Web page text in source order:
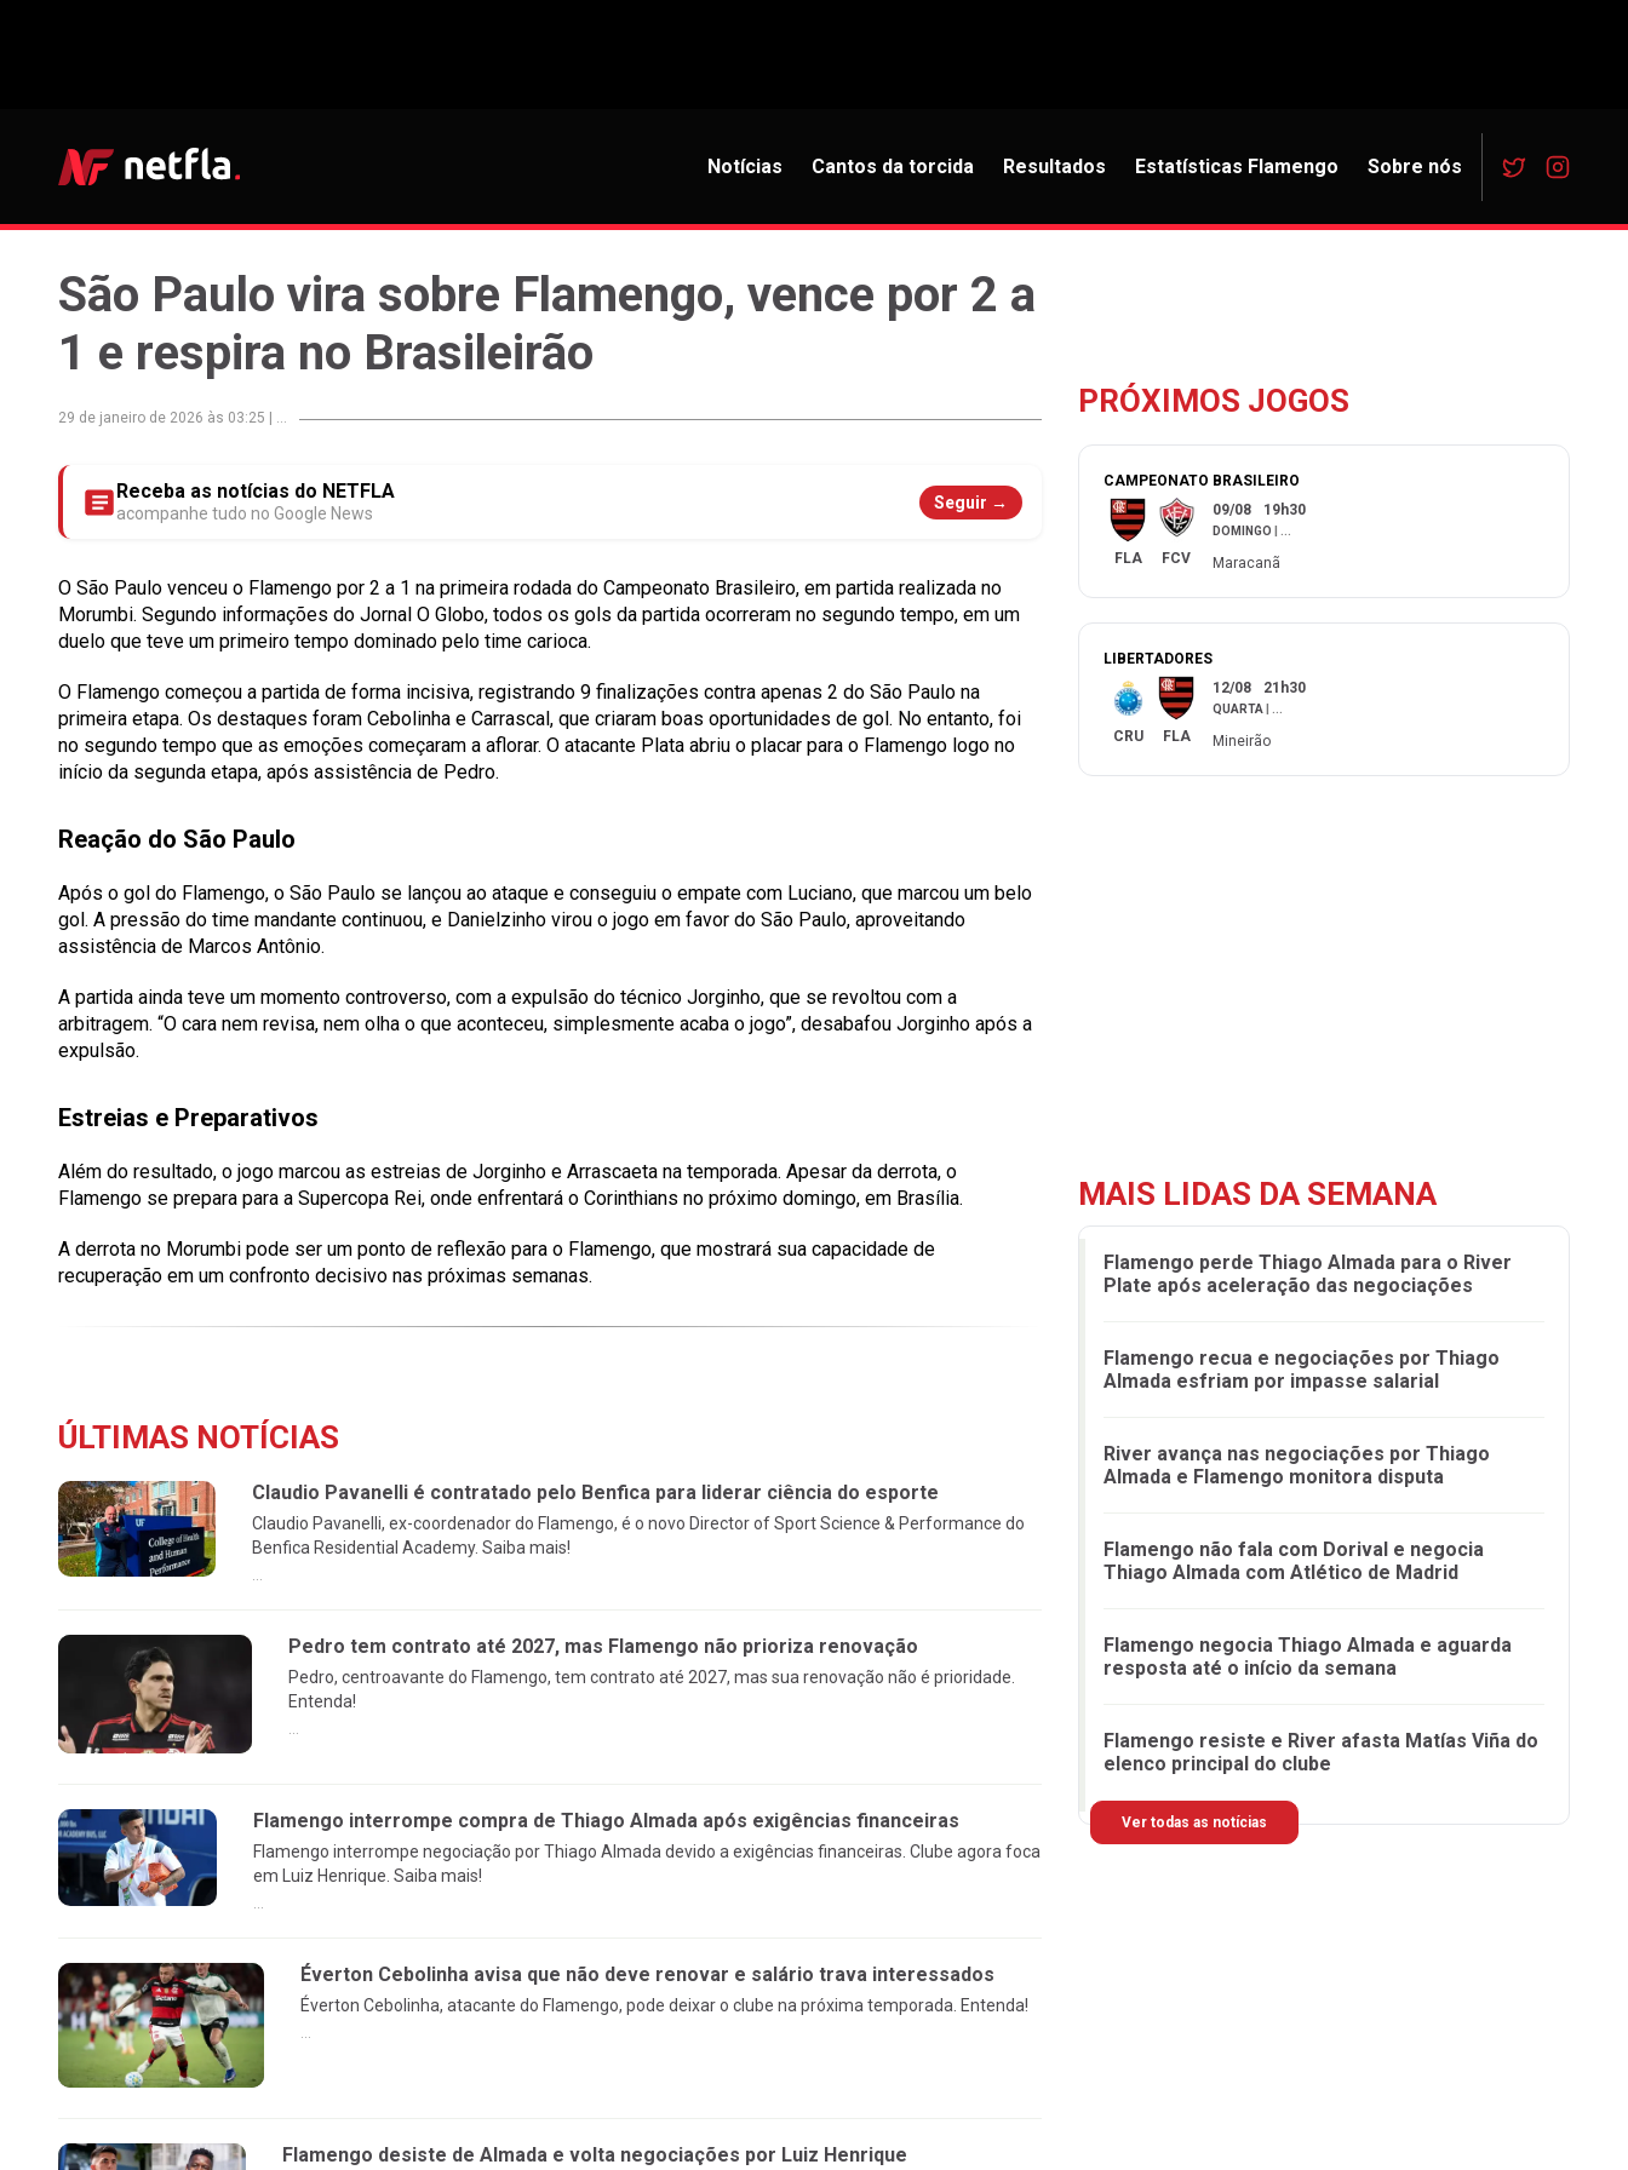
Notícias Cantos da torcida Resultados Estatísticas Flamengo Sobre nós
São Paulo vira sobre Flamengo, vence por 2 a
1 e respira no Brasileirão
29 de janeiro de 2026 às 03:25 ...
Receba as notícias do NETFLA
acompanhe tudo no Google News
Seguir →
O São Paulo venceu o Flamengo por 2 a 1 na primeira rodada do Campeonato Brasileiro, em partida realizada no
Morumbi. Segundo informações do Jornal O Globo, todos os gols da partida ocorreram no segundo tempo, em um
duelo que teve um primeiro tempo dominado pelo time carioca.
O Flamengo começou a partida de forma incisiva, registrando 9 finalizações contra apenas 2 do São Paulo na
primeira etapa. Os destaques foram Cebolinha e Carrascal, que criaram boas oportunidades de gol. No entanto, foi
no segundo tempo que as emoções começaram a aflorar. O atacante Plata abriu o placar para o Flamengo logo no
início da segunda etapa, após assistência de Pedro.
Reação do São Paulo
Após o gol do Flamengo, o São Paulo se lançou ao ataque e conseguiu o empate com Luciano, que marcou um belo
gol. A pressão do time mandante continuou, e Danielzinho virou o jogo em favor do São Paulo, aproveitando
assistência de Marcos Antônio.
A partida ainda teve um momento controverso, com a expulsão do técnico Jorginho, que se revoltou com a
arbitragem. “O cara nem revisa, nem olha o que aconteceu, simplesmente acaba o jogo”, desabafou Jorginho após a
expulsão.
Estreias e Preparativos
Além do resultado, o jogo marcou as estreias de Jorginho e Arrascaeta na temporada. Apesar da derrota, o
Flamengo se prepara para a Supercopa Rei, onde enfrentará o Corinthians no próximo domingo, em Brasília.
A derrota no Morumbi pode ser um ponto de reflexão para o Flamengo, que mostrará sua capacidade de
recuperação em um confronto decisivo nas próximas semanas.
ÚLTIMAS NOTÍCIAS
Claudio Pavanelli é contratado pelo Benfica para liderar ciência do esporte
Claudio Pavanelli, ex-coordenador do Flamengo, é o novo Director of Sport Science & Performance do
Benfica Residential Academy. Saiba mais!
...
Pedro tem contrato até 2027, mas Flamengo não prioriza renovação
Pedro, centroavante do Flamengo, tem contrato até 2027, mas sua renovação não é prioridade.
Entenda!
...
Flamengo interrompe compra de Thiago Almada após exigências financeiras
Flamengo interrompe negociação por Thiago Almada devido a exigências financeiras. Clube agora foca
em Luiz Henrique. Saiba mais!
Éverton Cebolinha avisa que não deve renovar e salário trava interessados
Éverton Cebolinha, atacante do Flamengo, pode deixar o clube na próxima temporada. Entenda!
Flamengo desiste de Almada e volta negociações por Luiz Henrique
PRÓXIMOS JOGOS
CAMPEONATO BRASILEIRO
FLA FCV
09/08 19h30
DOMINGO
Maracanã
LIBERTADORES
CRU FLA
12/08 21h30
QUARTA
Mineirão
MAIS LIDAS DA SEMANA
Flamengo perde Thiago Almada para o River
Plate após aceleração das negociações
Flamengo recua e negociações por Thiago
Almada esfriam por impasse salarial
River avança nas negociações por Thiago
Almada e Flamengo monitora disputa
Flamengo não fala com Dorival e negocia
Thiago Almada com Atlético de Madrid
Flamengo negocia Thiago Almada e aguarda
resposta até o início da semana
Flamengo resiste e River afasta Matías Viña do
elenco principal do clube
Ver todas as notícias